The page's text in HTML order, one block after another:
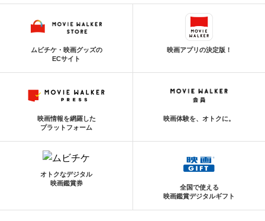
ムビチケ・映画グッズの
ECサイト
映画アプリの決定版！
映画情報を網羅した
プラットフォーム
映画体験を、オトクに。
オトクなデジタル
映画鑑賞券
全国で使える
映画鑑賞デジタルギフト